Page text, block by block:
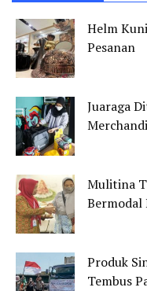
Helm
Pesanan
Juaraga
Mulitina
Bermodal
Produk
Tembus